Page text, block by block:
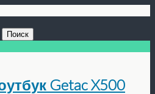
Getac X500